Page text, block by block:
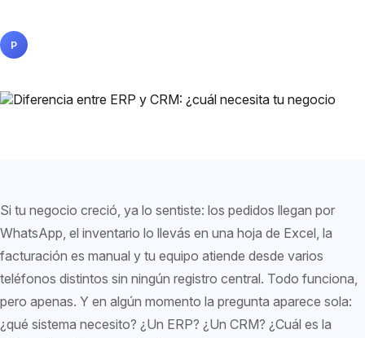
P
Si tu negocio creció, ya lo sentiste: los pedidos llegan por
WhatsApp, el inventario lo llevás en una hoja de Excel, la
facturación es manual y tu equipo atiende desde varios
teléfonos distintos sin ningún registro central. Todo funciona,
pero apenas. Y en algún momento la pregunta aparece sola:
¿qué sistema necesito? ¿Un ERP? ¿Un CRM? ¿Cuál es la